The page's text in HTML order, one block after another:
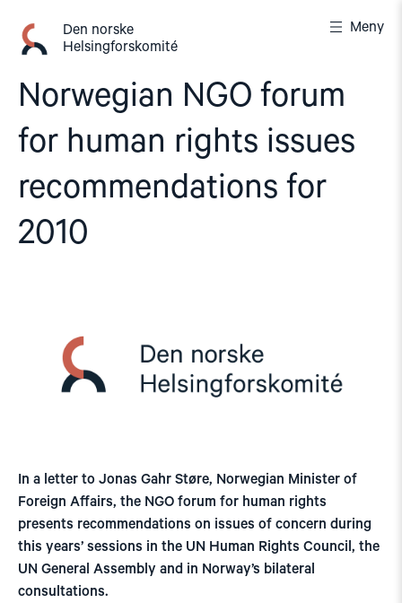
innhold
Den norske
Helsingforskomité
Meny
Norwegian NGO forum
for human rights issues
recommendations for
2010
In a letter to Jonas Gahr Støre, Norwegian Minister of
Foreign Affairs, the NGO forum for human rights
presents recommendations on issues of concern during
this years’ sessions in the UN Human Rights Council, the
UN General Assembly and in Norway’s bilateral
consultations.